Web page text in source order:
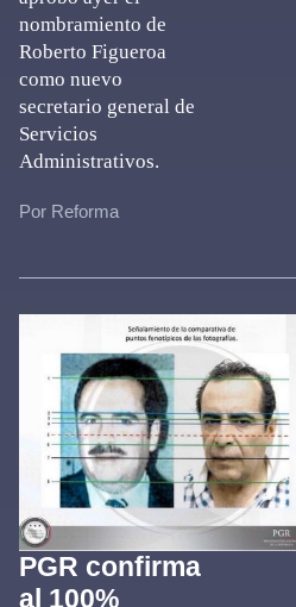
nombramiento de
Roberto Figueroa
como nuevo
secretario general de
Servicios
Administrativos.
Por Reforma
PGR confirma
al 100%